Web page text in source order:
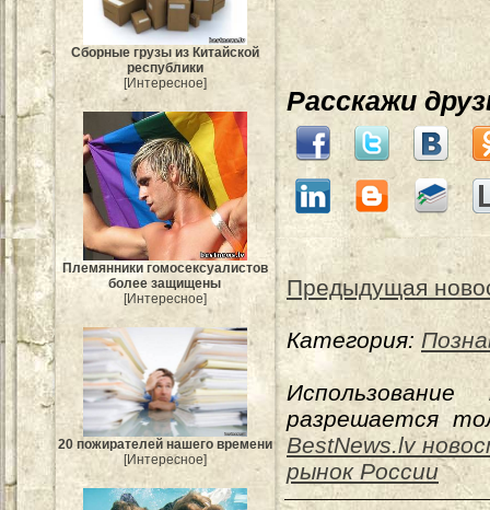
Сборные грузы из Китайской
республики
[Интересное]
Племянники гомосексуалистов
более защищены
[Интересное]
20 пожирателей нашего времени
[Интересное]
Расскажи
Предыдущая
Категория:
разрешается
BestNews.lv
рынок России